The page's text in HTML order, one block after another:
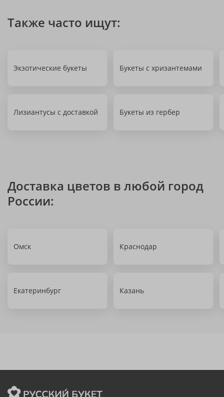
Также часто ищут:
Экзотические букеты Букеты с хризантемами
Лизиантусы с доставкой Букеты из гербер
Доставка цветов в любой город
России:
Омск Краснодар
Екатеринбург Казань